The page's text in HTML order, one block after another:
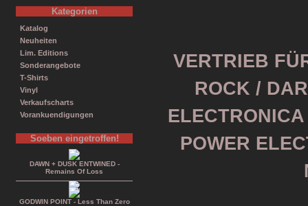
Kategorien
Katalog
Neuheiten
Lim. Editions
Sonderangebote
T-Shirts
Vinyl
Verkaufscharts
Vorankuendigungen
Soeben eingetroffen!
DAWN + DUSK ENTWINED -
Remains Of Loss
GODWIN POINT - Less Than Zero
VERTRIEB
ROCK /
POWER